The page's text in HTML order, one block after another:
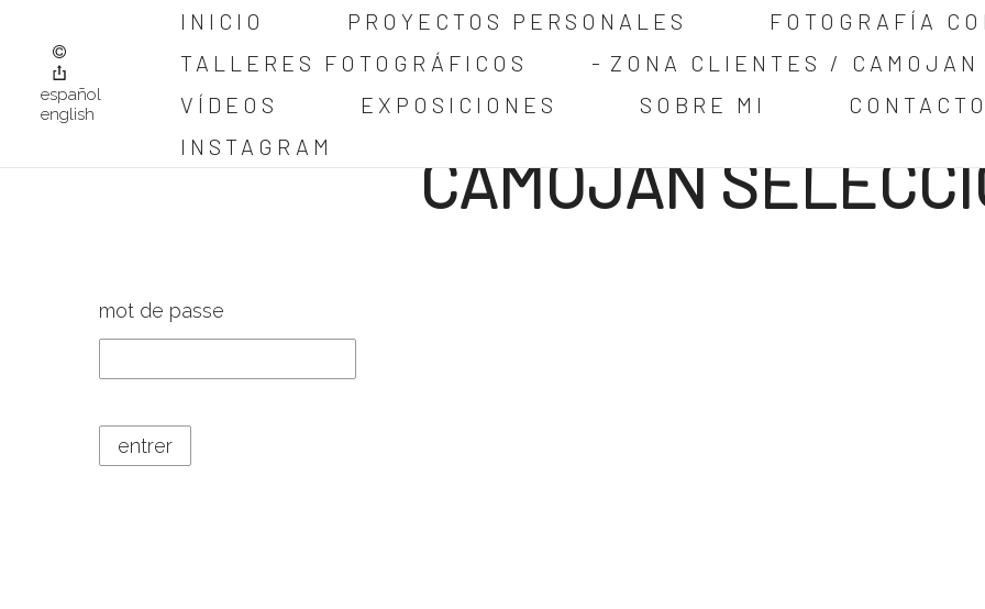
español
english
INICIO PROYECTOS PERSONALES
FOTOGRAFÍA
TALLERES FOTOGRÁFICOS
ZONA CLIENTES / CAMOJAN
VÍDEOS
EXPOSICIONES SOBRE MI
INSTAGRAM
CAMOJAN
mot de passe